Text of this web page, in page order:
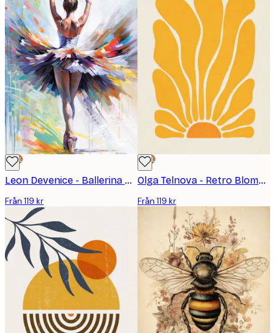
DEAL
Leon Devenice - Ballerina Prelude Poster
Från 119 kr
DEAL
Olga Telnova - Retro Blomma Poster
Från 119 kr